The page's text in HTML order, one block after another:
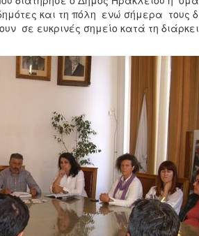
και τη πόλη ενώ σήμερα τους
σε ευκρινές σημείο κατά τη